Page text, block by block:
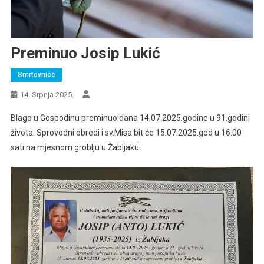
Preminuo Josip Lukić
Smrtovnice
14. Srpnja 2025.
Blago u Gospodinu preminuo dana 14.07.2025.godine u 91.godini
života. Sprovodni obredi i sv.Misa bit će 15.07.2025.god u 16:00
sati na mjesnom groblju u Žabljaku.